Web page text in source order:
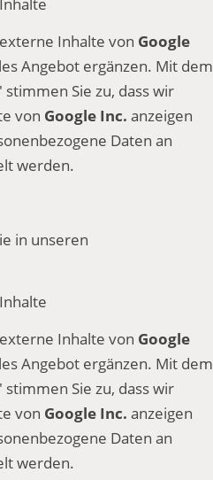
Inhalte von Google
Angebot ergänzen. Mit dem
Sie zu, dass wir
von Google Inc. anzeigen
Daten an
werden.
in unseren
Inhalte von Google
Angebot ergänzen. Mit dem
Sie zu, dass wir
von Google Inc. anzeigen
Daten an
werden.